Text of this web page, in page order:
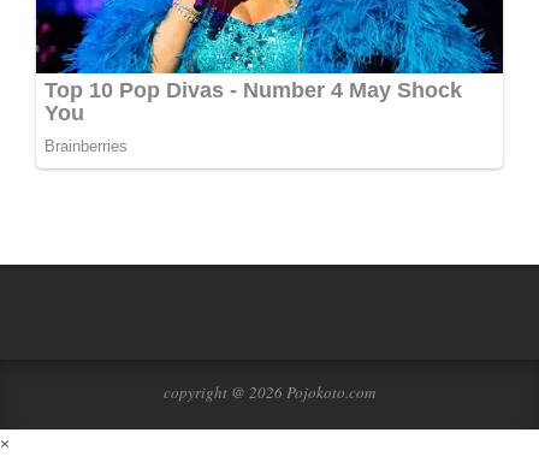
copyright @ 2026 Pojokoto.com
×